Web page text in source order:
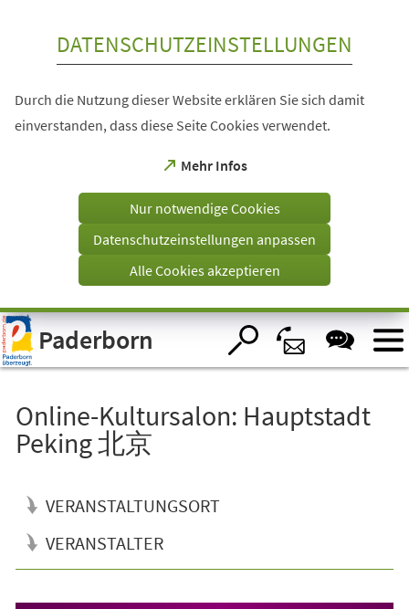
Visuelle
Assistenzsoftware
öffnen.
DATENSCHUTZEINSTELLUNGEN
Durch die Nutzung dieser Website erklären Sie sich damit
einverstanden, dass diese Seite Cookies verwendet.
Mehr Infos
(Öffnet
einem
Tab)
Nur notwendige Cookies
Datenschutzeinstellungen anpassen
Alle Cookies akzeptieren
Paderborn
Online-Kultursalon: Hauptstadt
Peking 北京
VERANSTALTUNGSORT
VERANSTALTER